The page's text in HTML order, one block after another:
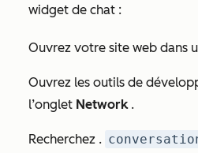
widget de chat :
Ouvrez votre site web dans
Ouvrez les outils de
l’onglet Network.
Recherchez .